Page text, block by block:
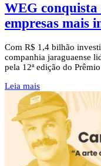
WEG conquista
empresas mais
Com R$ 1,4 bilhão
companhia jaraguaense
pela 12ª edição do
Leia mais